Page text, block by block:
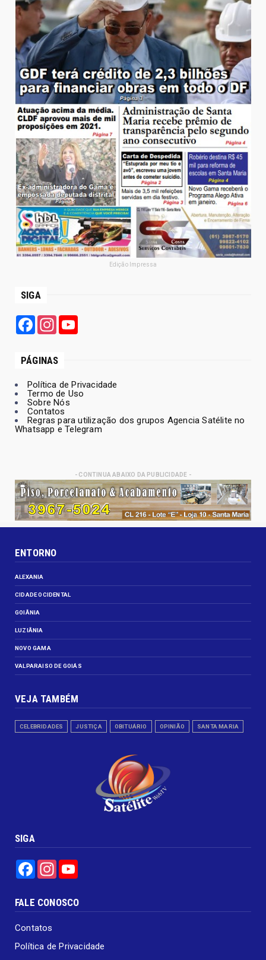
Edição Impressa
SIGA
FacebookInstagram
PÁGINAS
Política de Privacidade
Termo de Uso
Sobre Nós
Contatos
Regras para utilização dos grupos Agencia Satélite no
Whatsapp e Telegram
- CONTINUA ABAIXO DA PUBLICIDADE -
ENTORNO
ALEXANIA
CIDADE OCIDENTAL
GOIÂNIA
LUZIÂNIA
NOVO GAMA
VALPARAISO DE GOIÁS
VEJA TAMBÉM
CELEBRIDADES JUSTIÇA OBITUÁRIO OPINIÃO SANTA MARIA
SIGA
FacebookInstagram
FALE CONOSCO
Contatos
Política de Privacidade